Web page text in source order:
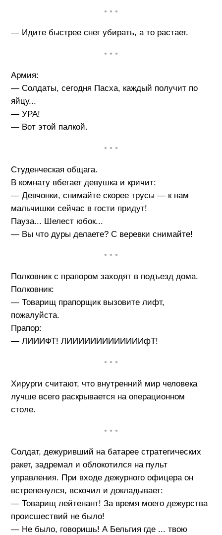
• • •
— Идите быстрее снег убирать, а то растает.
• • •
Армия:
— Солдаты, сегодня Пасха, каждый получит по
яйцу...
— УРА!
— Вот этой палкой.
• • •
Студенческая общага.
В комнату вбегает девушка и кричит:
— Девчонки, снимайте скорее трусы — к нам
мальчишки сейчас в гости придут!
Пауза... Шелест юбок...
— Вы что дуры делаете? С веревки снимайте!
• • •
Полковник с прапором заходят в подъезд дома.
Полковник:
— Товарищ прапорщик вызовите лифт,
пожалуйста.
Прапор:
— ЛИИИФТ! ЛИИИИИИИИИИИИИфТ!
• • •
Хирурги считают, что внутренний мир человека
лучше всего раскрывается на операционном
столе.
• • •
Солдат, дежуривший на батарее стратегических
ракет, задремал и облокотился на пульт
управления. При входе дежурного офицера он
встрепенулся, вскочил и докладывает:
— Товарищ лейтенант! За время моего дежурства
происшествий не было!
— Не было, говоришь! А Бельгия где ... твою